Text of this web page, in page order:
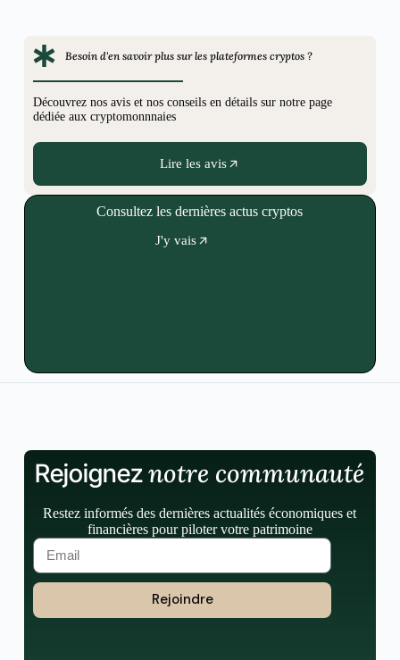
Besoin d'en savoir plus sur les plateformes cryptos ?
Découvrez nos avis et nos conseils en détails sur notre page
dédiée aux cryptomonnnaies
Lire les avis
Consultez les dernières actus cryptos
J'y vais
Rejoigneznotre communauté
Restez informés des dernières actualités économiques et
financières pour piloter votre patrimoine
Rejoindre